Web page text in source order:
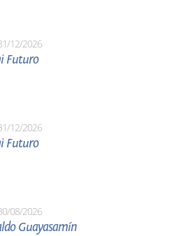
12/2026
Futuro
12/2026
Futuro
08/2026
Guayasamín